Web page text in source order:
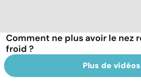
Comment ne plus avoir le nez
froid ?
Plus de vidéos